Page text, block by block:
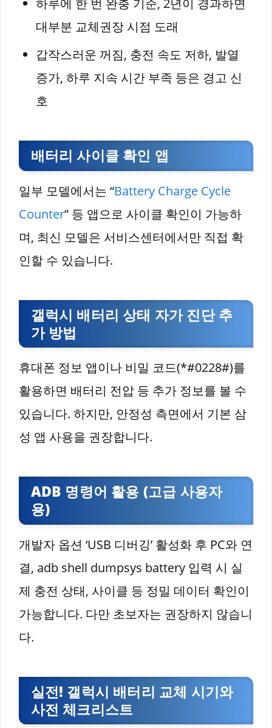
하루에 한 번 완충 기준, 2년이 경과하면
대부분 교체권장 시점 도래
갑작스러운 꺼짐, 충전 속도 저하, 발열
증가, 하루 지속 시간 부족 등은 경고 신
호
배터리 사이클 확인 앱
일부 모델에서는 “Battery Charge Cycle
Counter” 등 앱으로 사이클 확인이 가능하
며, 최신 모델은 서비스센터에서만 직접 확
인할 수 있습니다.
갤럭시 배터리 상태 자가 진단 추
가 방법
휴대폰 정보 앱이나 비밀 코드(*#0228#)를
활용하면 배터리 전압 등 추가 정보를 볼 수
있습니다. 하지만, 안정성 측면에서 기본 삼
성 앱 사용을 권장합니다.
ADB 명령어 활용 (고급 사용자
용)
개발자 옵션 ‘USB 디버깅’ 활성화 후 PC와 연
결, adb shell dumpsys battery 입력 시 실
제 충전 상태, 사이클 등 정밀 데이터 확인이
가능합니다. 다만 초보자는 권장하지 않습니
다.
실전! 갤럭시 배터리 교체 시기와
사전 체크리스트